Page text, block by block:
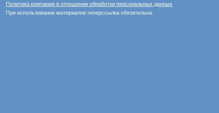
Политика компании в отношении обработки персональных данных
При использовании материалов гиперссылка обязательна.